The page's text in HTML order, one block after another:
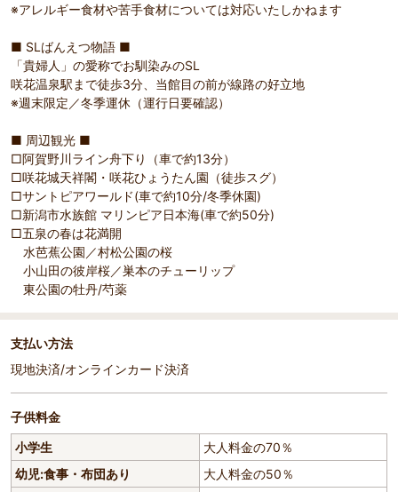
※アレルギー食材や苦手食材については対応いたしかねます
■ SLばんえつ物語 ■
「貴婦人」の愛称でお馴染みのSL
咲花温泉駅まで徒歩3分、当館目の前が線路の好立地
※週末限定／冬季運休（運行日要確認）
■ 周辺観光 ■
□阿賀野川ライン舟下り（車で約13分）
□咲花城天祥閣・咲花ひょうたん園（徒歩スグ）
□サントピアワールド(車で約10分/冬季休園)
□新潟市水族館 マリンピア日本海(車で約50分)
□五泉の春は花満開
水芭蕉公園／村松公園の桜
小山田の彼岸桜／巣本のチューリップ
東公園の牡丹/芍薬
支払い方法
現地決済/オンラインカード決済
子供料金
小学生
大人料金の70％
幼児:食事・布団あり
大人料金の50％